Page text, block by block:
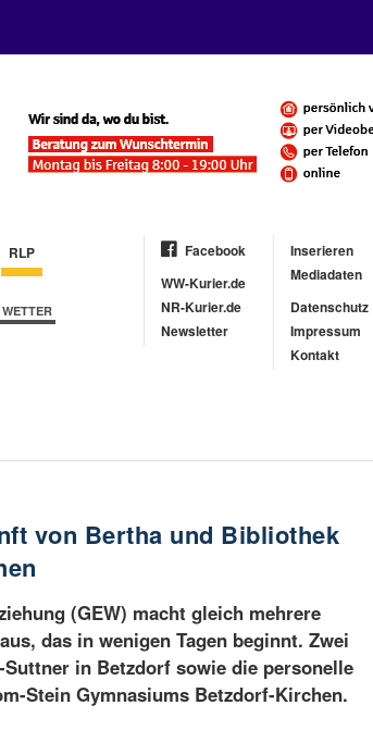
RLP
WETTER
Facebook
WW-Kurier.de
NR-Kurier.de
Newsletter
Inserieren
Mediadaten
Datenschutz
Impressum
Kontakt
von Bertha und Bibliothek
(GEW) macht gleich mehrere
das in wenigen Tagen beginnt. Zwei
in Betzdorf sowie die personelle
Stein Gymnasiums Betzdorf-Kirchen.